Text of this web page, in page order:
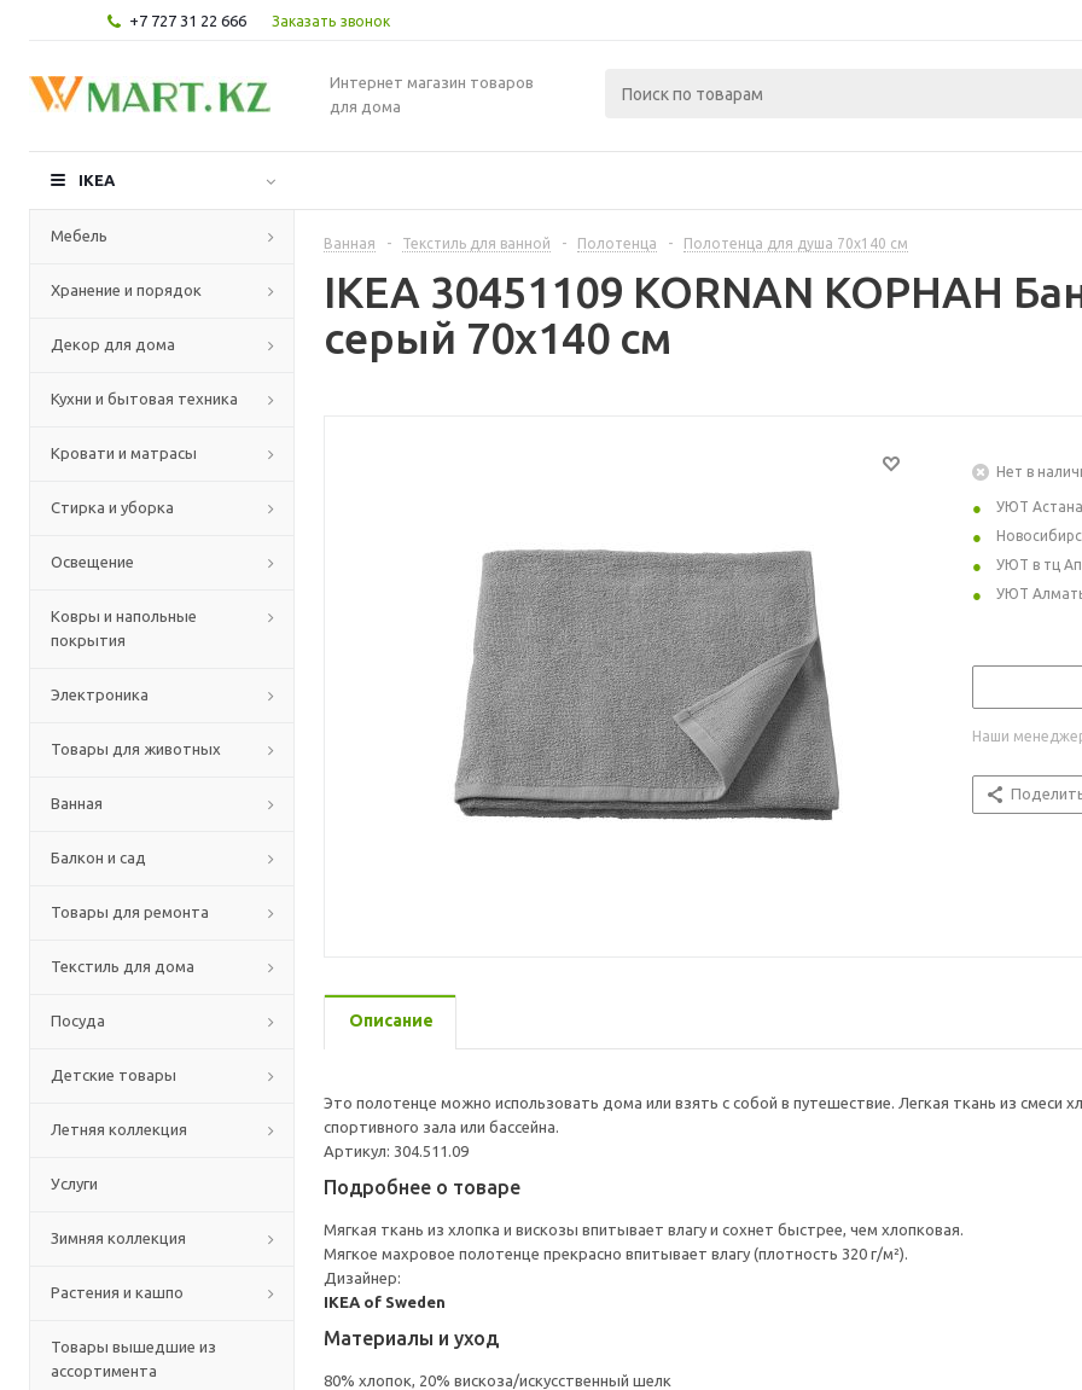
+7 727 31 22 666 Заказать звонок
Интернет магазин товаров
для дома
IKEA
Мебель
Хранение и порядок
Декор для дома
Кухни и бытовая техника
Кровати и матрасы
Стирка и уборка
Освещение
Ковры и напольные
покрытия
Электроника
Товары для животных
Ванная
Балкон и сад
Товары для ремонта
Текстиль для дома
Посуда
Детские товары
Летняя коллекция
Услуги
Зимняя коллекция
Растения и кашпо
Товары вышедшие из
ассортимента
Ванная - Текстиль для ванной - Полотенца - Полотенца для душа 70х140 см
IKEA 30451109 KORNAN КОРНАН
серый 70x140 см
Нет в
УЮТ Астана
УЮТ в тц
УЮТ
Наши
Описание
Это полотенце можно использовать дома или взять с собой в путешествие. Легкая ткань из
спортивного зала или бассейна.
Артикул: 304.511.09
Подробнее о товаре
Мягкая ткань из хлопка и вискозы впитывает влагу и сохнет быстрее, чем хлопковая.
Мягкое махровое полотенце прекрасно впитывает влагу (плотность 320 г/м²).
Дизайнер:
IKEA of Sweden
Материалы и уход
80% хлопок, 20% вискоза/искусственный шелк